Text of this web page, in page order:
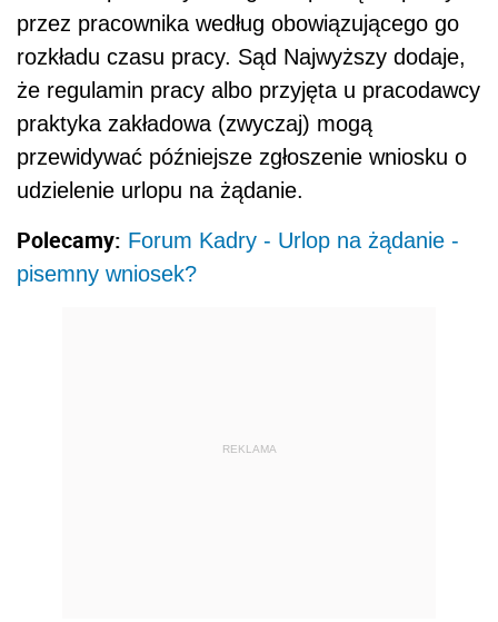
przez pracownika według obowiązującego go
rozkładu czasu pracy. Sąd Najwyższy dodaje,
że regulamin pracy albo przyjęta u pracodawcy
praktyka zakładowa (zwyczaj) mogą
przewidywać późniejsze zgłoszenie wniosku o
udzielenie urlopu na żądanie.
Polecamy: Forum Kadry - Urlop na żądanie -
pisemny wniosek?
REKLAMA